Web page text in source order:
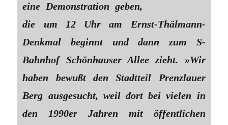
eine Demonstration geben,
die um 12 Uhr am Ernst-Thälmann-
Denkmal beginnt und dann zum S-
Bahnhof Schönhauser Allee zieht. »Wir
haben bewußt den Stadtteil Prenzlauer
Berg ausgesucht, weil dort bei vielen in
den 1990er Jahren mit öffentlichen